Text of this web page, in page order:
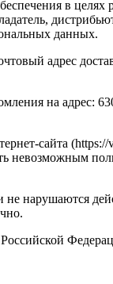
в целях
данных.
адрес
на адрес:
сайта
нарушаются
Российской